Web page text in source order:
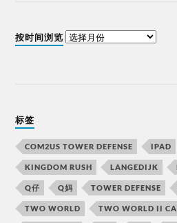
按时间浏览
标签
COM2US TOWER DEFENSE IPAD
KINGDOM RUSH LANGEDIJK
Q仔 Q妈 TOWER DEFENSE
TWO WORLD TWO WORLD II